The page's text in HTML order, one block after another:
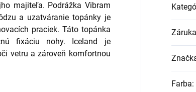
majiteľa. Podrážka Vibram
a uzatváranie topánky je
praciek. Táto topánka
fixáciu nohy. Iceland je
vetru a zároveň komfortnou
Záruka
Farba: